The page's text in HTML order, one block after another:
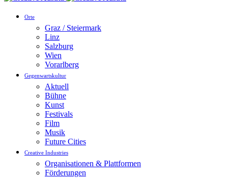
Orte
Graz / Steiermark
Linz
Salzburg
Wien
Vorarlberg
Gegenwartskultur
Aktuell
Bühne
Kunst
Festivals
Film
Musik
Future Cities
Creative Industries
Organisationen & Plattformen
Förderungen